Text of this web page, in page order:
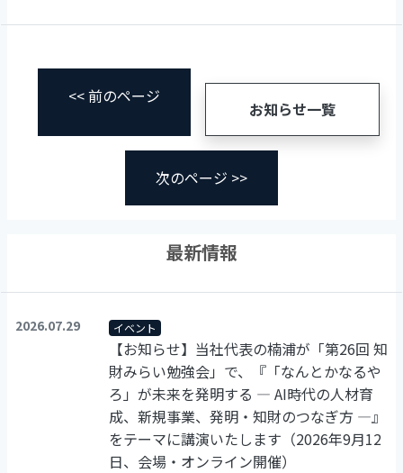
<< 前のページ
お知らせ一覧
次のページ >>
最新情報
2026.07.29 イベント
【お知らせ】当社代表の楠浦が「第26回 知
財みらい勉強会」で、『「なんとかなるや
ろ」が未来を発明する ― AI時代の人材育
成、新規事業、発明・知財のつなぎ方 ―』
をテーマに講演いたします（2026年9月12
日、会場・オンライン開催）